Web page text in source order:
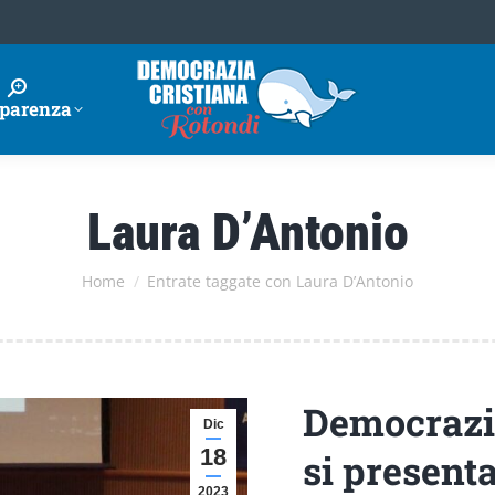
Laura D’Antonio
Tu sei qui:
Home Entrate taggate con Laura D’Antonio
Dic
18
2023
si